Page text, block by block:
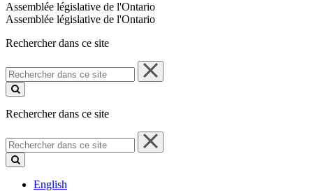
Assemblée législative de l'Ontario
Assemblée législative de l'Ontario
Rechercher dans ce site
Rechercher
dans
ce
Rechercher dans ce site
Rechercher
dans
ce
English